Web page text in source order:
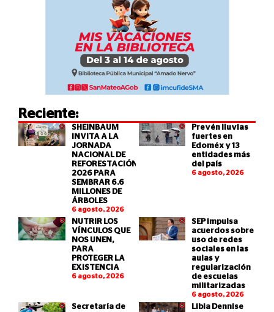
Reciente:
SHEINBAUM
INVITA A LA
JORNADA
NACIONAL DE
REFORESTACIÓN
2026 PARA
SEMBRAR 6.6
MILLONES DE
ÁRBOLES
6 agosto, 2026
Prevén lluvias
fuertes en
Edoméx y 13
entidades más
del país
6 agosto, 2026
NUTRIR LOS
VÍNCULOS QUE
NOS UNEN,
PARA
PROTEGER LA
EXISTENCIA
6 agosto, 2026
SEP impulsa
acuerdos sobre
uso de redes
sociales en las
aulas y
regularización
de escuelas
militarizadas
6 agosto, 2026
Secretaría de
Libia Dennise